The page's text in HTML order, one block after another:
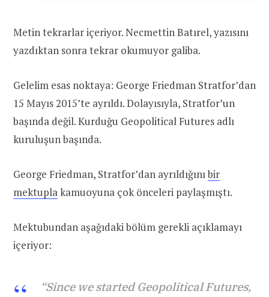
Metin tekrarlar içeriyor. Necmettin Batırel, yazısını
yazdıktan sonra tekrar okumuyor galiba.
Gelelim esas noktaya: George Friedman Stratfor’dan
15 Mayıs 2015’te ayrıldı. Dolayısıyla, Stratfor’un
başında değil. Kurduğu Geopolitical Futures adlı
kuruluşun başında.
George Friedman, Stratfor’dan ayrıldığınıbir
mektuplakamuoyuna çok önceleri paylaşmıştı.
Mektubundan aşağıdaki bölüm gerekli açıklamayı
içeriyor:
“Since we started Geopolitical Futures,